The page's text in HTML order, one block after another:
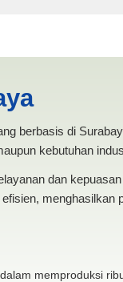
berbasis di
kebutuhan
dan
menghasilkan
memproduksi